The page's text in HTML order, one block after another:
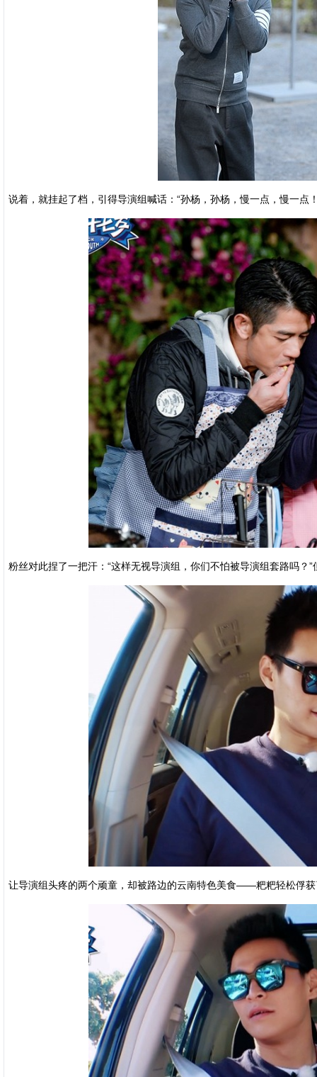
说着，就挂起了档，引得导演组喊话：“孙杨，孙杨，慢一点，慢一点
粉丝对此捏了一把汗：“这样无视导演组，你们不怕被导演组套路吗？
让导演组头疼的两个顽童，却被路边的云南特色美食——粑粑轻松俘